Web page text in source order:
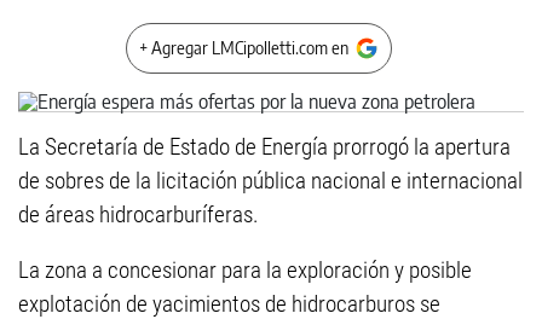
+ Agregar LMCipolletti.com en
La Secretaría de Estado de Energía prorrogó la apertura
de sobres de la licitación pública nacional e internacional
de áreas hidrocarburíferas.
La zona a concesionar para la exploración y posible
explotación de yacimientos de hidrocarburos se